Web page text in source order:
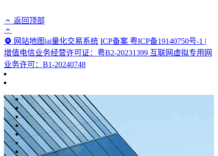
返回顶部
网站地图 |ai量化交易系统 ICP备案 粤ICP备19140750号-1 |
增值电信业务经营许可证：粤B2-20231399 互联网虚拟专用网
业务许可：B1-20240748